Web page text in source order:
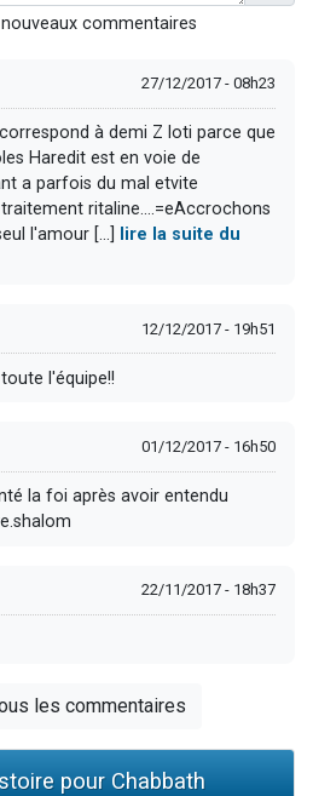
commentaires
27/12/2017 - 08h23
à demi Z loti parce que
Haredit est en voie de
a parfois du mal etvite
ritaline....=eAccrochons
l'amour [...]
lire la suite du
12/12/2017 - 19h51
l'équipe!!
01/12/2017 - 16h50
la foi après avoir entendu
22/11/2017 - 18h37
les commentaires
pour Chabbath